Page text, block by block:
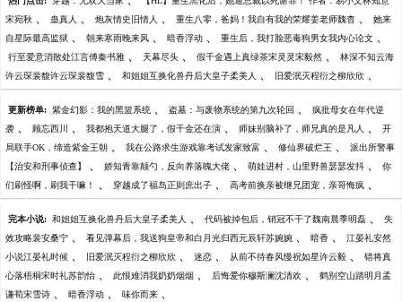
宋宛秋 、 蛊真人 、 炮灰情史旧情人 、 重生八零，爸妈！我自有我的荣耀姜老师魏杳 、 她来
自星际最高监狱 、 朝来寒雨晚来风 、 暗香浮动 、 重生后，我打脸恶毒狗男女我内心论文 、
行至爱意消散处江言傅秦书雅 、 天幕尽头 、 假千金遇上真绿茶宋灵灵宋毅然 、 林深不知云海
许云琛裴馥许云琛裴馥雪 、 和姐姐互换化兽丹后大皇子柔美人 、 旧爱泯灭程衍之柳欣欣 、
更新榜单: 紫金幻影：我的黑篮系统 、 盗墓：与废物系统的第九次轮回 、 疯批母女在年代逆
袭 、 顾忘西川 、 我都抱天道大腿了，假千金还在演 、 师妹别脑补了，师兄真的是凡人 、 开
局联手OK，缔造紫金王朝 、 我在公路求生游戏靠考试发家致富 、 修仙界破烂王 、 派出所警事
【治安和刑事侦查】 、 娇知青靠颠勺，反向养落魄大佬 、 萌娃进村，山里野兽瑟瑟发抖 、 你
们刷怪啊，刷我干嘛！ 、 穿越成了福岛正则庶出子 、 高考前换亲被继兄团宠，亲哥悔疯 、
完本小说: 和姐姐互换化兽丹后大皇子柔美人 、 代码被掉包后，销冠不干了魏南晨季明磊 、 失
效攻略裴安桑宁 、 看见弹幕后，我送狗皇帝和白月光归西元辰轩苏婉婉 、 暗香 、 江晏礼安然
小说江晏礼时候 、 旧爱泯灭程衍之柳欣欣 、 迷恋 、 从前不待春风慢祝如星许云毅 、 错将真
心落梧桐宋时礼苏韵怡 、 此恨难消我奶奶烟烟 、 后悔爱你穆斯澜沈清欢 、 鹤别空山踏明月孟
谦荀宋雪诗 、 暗香浮动 、 味你而来 、